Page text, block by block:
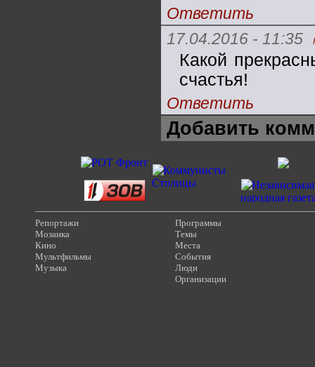
Ответить
17.04.2016 - 11:35
Какой
счастья!
Ответить
Добавить
Репортажи
Мозаика
Кино
Мультфильмы
Музыка
Программы
Темы
Места
События
Люди
Организации